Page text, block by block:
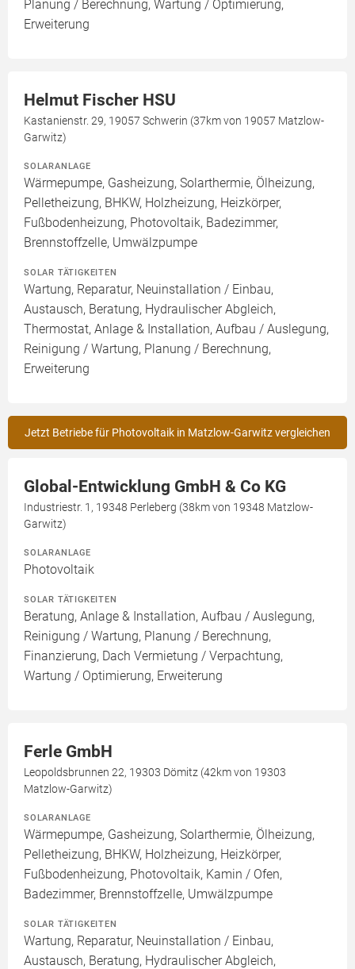
Planung / Berechnung, Wartung / Optimierung,
Erweiterung
Helmut Fischer HSU
Kastanienstr. 29, 19057 Schwerin (37km von 19057 Matzlow-
Garwitz)
SOLARANLAGE
Wärmepumpe, Gasheizung, Solarthermie, Ölheizung,
Pelletheizung, BHKW, Holzheizung, Heizkörper,
Fußbodenheizung, Photovoltaik, Badezimmer,
Brennstoffzelle, Umwälzpumpe
SOLAR TÄTIGKEITEN
Wartung, Reparatur, Neuinstallation / Einbau,
Austausch, Beratung, Hydraulischer Abgleich,
Thermostat, Anlage & Installation, Aufbau / Auslegung,
Reinigung / Wartung, Planung / Berechnung,
Erweiterung
Jetzt Betriebe für Photovoltaik in Matzlow-Garwitz vergleichen
Global-Entwicklung GmbH & Co KG
Industriestr. 1, 19348 Perleberg (38km von 19348 Matzlow-
Garwitz)
SOLARANLAGE
Photovoltaik
SOLAR TÄTIGKEITEN
Beratung, Anlage & Installation, Aufbau / Auslegung,
Reinigung / Wartung, Planung / Berechnung,
Finanzierung, Dach Vermietung / Verpachtung,
Wartung / Optimierung, Erweiterung
Ferle GmbH
Leopoldsbrunnen 22, 19303 Dömitz (42km von 19303
Matzlow-Garwitz)
SOLARANLAGE
Wärmepumpe, Gasheizung, Solarthermie, Ölheizung,
Pelletheizung, BHKW, Holzheizung, Heizkörper,
Fußbodenheizung, Photovoltaik, Kamin / Ofen,
Badezimmer, Brennstoffzelle, Umwälzpumpe
SOLAR TÄTIGKEITEN
Wartung, Reparatur, Neuinstallation / Einbau,
Austausch, Beratung, Hydraulischer Abgleich,